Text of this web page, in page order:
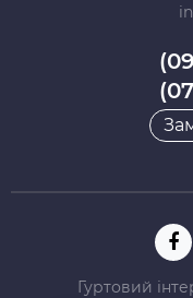
Гуртовий